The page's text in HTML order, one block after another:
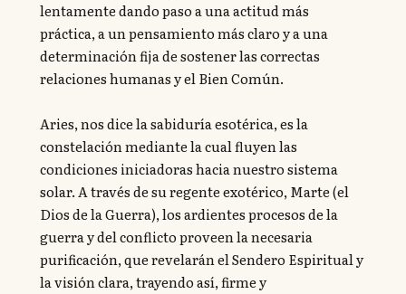
lentamente dando paso a una actitud más
práctica, a un pensamiento más claro y a una
determinación fija de sostener las correctas
relaciones humanas y el Bien Común.
Aries, nos dice la sabiduría esotérica, es la
constelación mediante la cual fluyen las
condiciones iniciadoras hacia nuestro sistema
solar. A través de su regente exotérico, Marte (el
Dios de la Guerra), los ardientes procesos de la
guerra y del conflicto proveen la necesaria
purificación, que revelarán el Sendero Espiritual y
la visión clara, trayendo así, firme y